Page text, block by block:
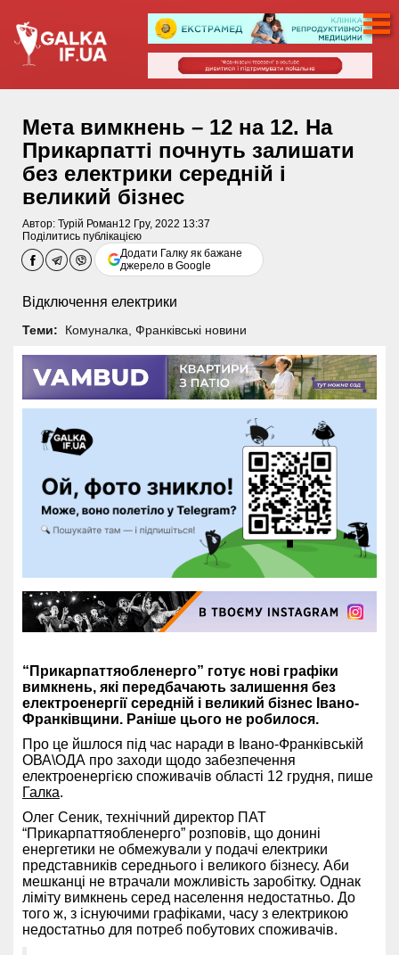
Мета вимкнень – 12 на 12. На
Прикарпатті почнуть залишати
без електрики середній і
великий бізнес
Автор: Турій Роман12 Гру, 2022 13:37
Поділитись публікацією
Додати Галку як бажане
джерело в Google
Відключення електрики
Теми: Комуналка Франківські новини
“Прикарпаттяобленерго” готує нові графіки
вимкнень, які передбачають залишення без
електроенергії середній і великий бізнес Івано-
Франківщини. Раніше цього не робилося.
Про це йшлося під час наради в Івано-Франківській
ОВА\ОДА про заходи щодо забезпечення
електроенергією споживачів області 12 грудня, пише
Галка.
Олег Сеник, технічний директор ПАТ
“Прикарпаттяобленерго” розповів, що донині
енергетики не обмежували у подачі електрики
представників середнього і великого бізнесу. Аби
мешканці не втрачали можливість заробітку. Однак
ліміту вимкнень серед населення недостатньо. До
того ж, з існуючими графіками, часу з електрикою
недостатньо для потреб побутових споживачів.